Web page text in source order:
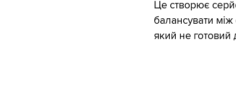
Це створює
балансувати
який не готовий